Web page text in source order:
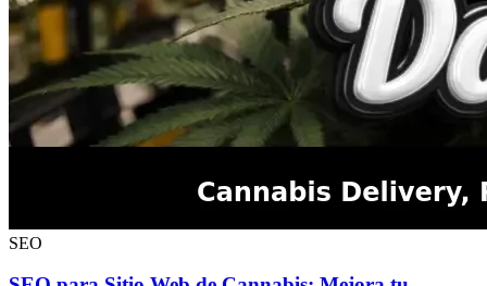
SEO